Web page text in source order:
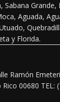
Sabana Grande,
Aguada,
y Florida.
Ramón
00680 TEL: